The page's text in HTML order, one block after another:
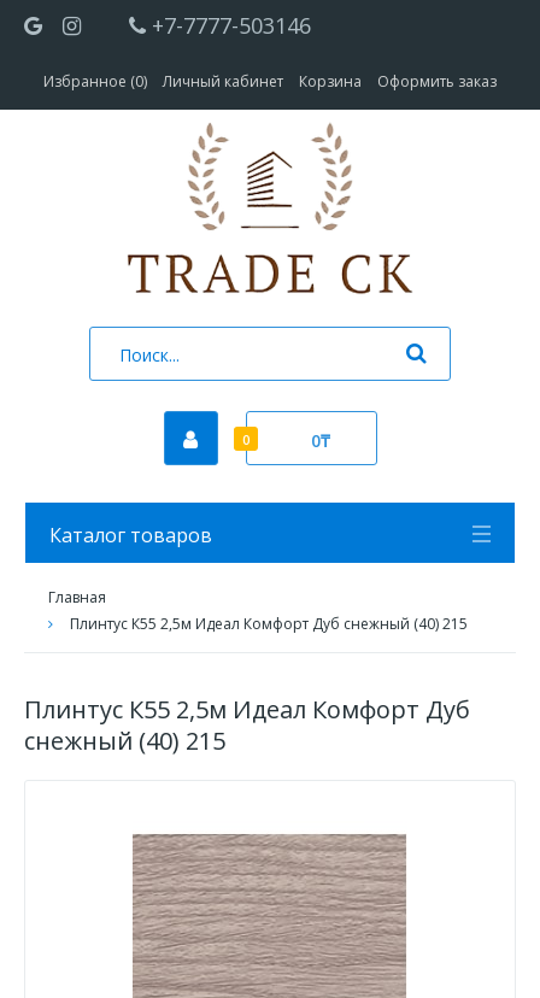
+7-7777-503146
Избранное (0) Личный кабинет Корзина Оформить заказ
0 0₸
Каталог товаров
Главная
Плинтус К55 2,5м Идеал Комфорт Дуб снежный (40) 215
Плинтус К55 2,5м Идеал Комфорт Дуб
снежный (40) 215